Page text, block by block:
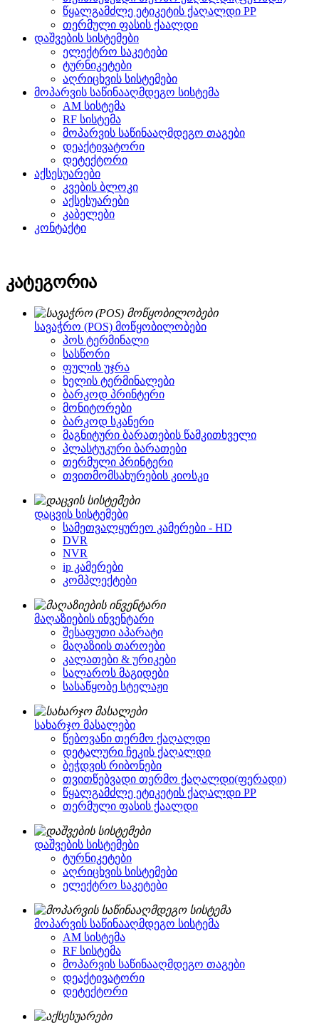
წყალგამძლე ეტიკეტის ქაღალდი PP
თერმული ფასის ქაალდი
დაშვების სისტემები
ელექტრო საკეტები
ტურნიკეტები
აღრიცხვის სისტემები
მოპარვის საწინააღმდეგო სისტემა
AM სისტემა
RF სისტემა
მოპარვის საწინააღმდეგო თაგები
დეაქტივატორი
დეტექტორი
აქსესუარები
კვების ბლოკი
აქსესუარები
კაბელები
კონტაქტი
კატეგორია
სავაჭრო (POS) მოწყობილობები
პოს ტერმინალი
სასწორი
ფულის უჯრა
ხელის ტერმინალები
ბარკოდ პრინტერი
მონიტორები
ბარკოდ სკანერი
მაგნიტური ბარათების წამკითხველი
პლასტუკური ბარათები
თერმული პრინტერი
თვითმომსახურების კიოსკი
დაცვის სისტემები
სამეთვალყურეო კამერები - HD
DVR
NVR
ip კამერები
კომპლექტები
მაღაზიების ინვენტარი
შესაფუთი აპარატი
მაღაზიის თაროები
კალათები & ურიკები
სალაროს მაგიდები
სასაწყობე სტელაჟი
სახარჯო მასალები
წებოვანი თერმო ქაღალდი
დეტალური ჩეკის ქაღალდი
ბეჭდვის რიბონები
თვითწებვადი თერმო ქაღალდი(ფერადი)
წყალგამძლე ეტიკეტის ქაღალდი PP
თერმული ფასის ქაალდი
დაშვების სისტემები
ტურნიკეტები
აღრიცხვის სისტემები
ელექტრო საკეტები
მოპარვის საწინააღმდეგო სისტემა
AM სისტემა
RF სისტემა
მოპარვის საწინააღმდეგო თაგები
დეაქტივატორი
დეტექტორი